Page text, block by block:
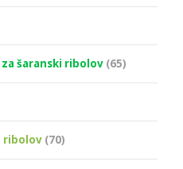
šaranski ribolov (65)
ribolov (70)